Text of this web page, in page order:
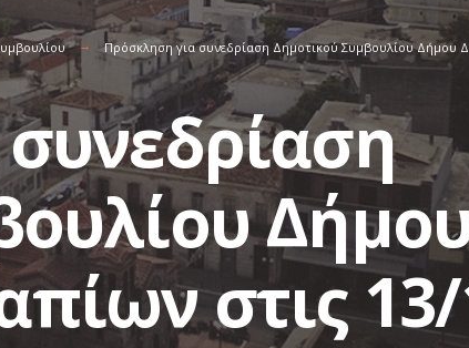
Πρόσκληση για συνεδρίαση Δημοτικού Συμβουλίου Δήμου
στις 13/